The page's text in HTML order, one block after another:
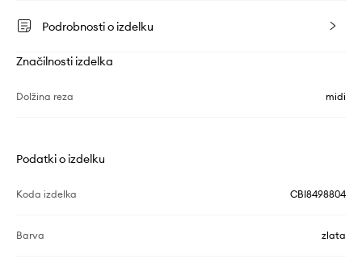
Podrobnosti o izdelku
Značilnosti izdelka
Dolžina reza midi
Podatki o izdelku
Koda izdelka CBI8498804
Barva zlata